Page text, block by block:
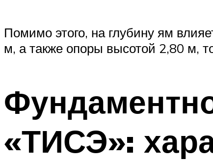
Помимо этого, на глубину ям
м, а также опоры высотой 2,80 м,
«ТИСЭ»: